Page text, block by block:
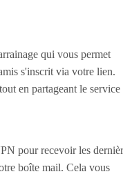
qui vous permet
s'inscrit via votre lien.
en partageant le service
pour recevoir les
boîte mail. Cela vous